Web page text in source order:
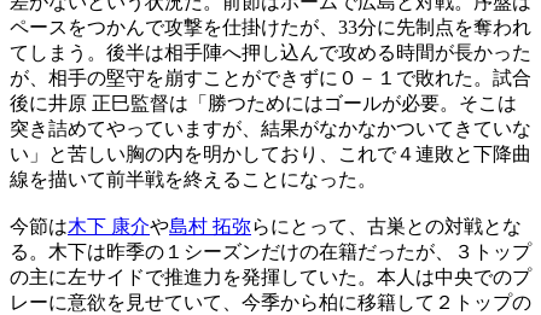
ペースをつかんで攻撃を仕掛けたが、33分に先制点を奪われ
てしまう。後半は相手陣へ押し込んで攻める時間が長かった
が、相手の堅守を崩すことができずに０－１で敗れた。試合
後に井原 正巳監督は「勝つためにはゴールが必要。そこは
突き詰めてやっていますが、結果がなかなかついてきていな
い」と苦しい胸の内を明かしており、これで４連敗と下降曲
線を描いて前半戦を終えることになった。
今節は木下 康介や島村 拓弥らにとって、古巣との対戦とな
る。木下は昨季の１シーズンだけの在籍だったが、３トップ
の主に左サイドで推進力を発揮していた。本人は中央でのプ
レーに意欲を見せていて、今季から柏に移籍して２トップの